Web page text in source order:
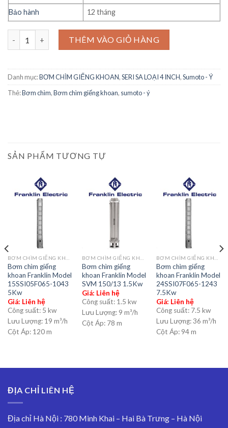
Bảo hành
12 tháng
Bơm chìm giếng khoan Sumoto Model 4SA10/36 7.5Kw số lượng
THÊM VÀO GIỎ HÀNG
Danh mục:BƠM CHÌM GIẾNG KHOAN,SERI SA LOẠI 4 INCH,Sumoto - Ý
Thẻ:Bơm chìm,Bơm chìm giếng khoan, sumoto - ý
SẢN PHẨM TƯƠNG TỰ
Bơm chìm giếng
khoan Franklin Model
15SSI05F065-1043
5Kw
Giá: Liên hệ
Công suất: 5 kw
Lưu Lượng: 19 m³/h
Cột Áp: 120 m
Bơm chìm giếng
khoan Franklin Model
SVM 150/13 1.5Kw
Giá: Liên hệ
Công suất: 1.5 kw
Lưu Lượng: 9 m³/h
Cột Áp: 78 m
Bơm chìm giếng
khoan Franklin Model
24SSI07F065-1243
7.5Kw
Giá: Liên hệ
Công suất: 7.5 kw
Lưu Lượng:36 m³/h
Cột Áp: 94 m
ĐỊA CHỈ LIÊN HỆ
Địa chỉ Hà Nội : 780 Minh Khai – Hai Bà Trưng – Hà Nội